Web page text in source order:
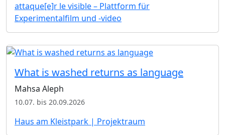
attaque[e]r le visible – Plattform für
Experimentalfilm und -video
What is washed returns as language
Mahsa Aleph
10.07. bis 20.09.2026
Haus am Kleistpark | Projektraum